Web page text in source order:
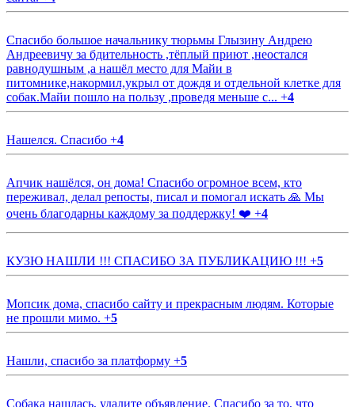
Спасибо большое начальнику тюрьмы Глызину Андрею
Андреевичу за бдительность ,тёплый приют ,неостался
равнодушным ,а нашёл место для Майи в
питомнике,накормил,укрыл от дождя и отдельной клетке для
собак.Майи пошло на пользу ,проведя меньше с... +4
Нашелся. Спасибо +4
Апчик нашёлся, он дома! Спасибо огромное всем, кто
переживал, делал репосты, писал и помогал искать 🙏 Мы
очень благодарны каждому за поддержку! ❤️ +4
КУЗЮ НАШЛИ !!! СПАСИБО ЗА ПУБЛИКАЦИЮ !!! +5
Мопсик дома, спасибо сайту и прекрасным людям. Которые
не прошли мимо. +5
Нашли, спасибо за платформу +5
Собака нашлась, удалите объявление. Спасибо за то, что